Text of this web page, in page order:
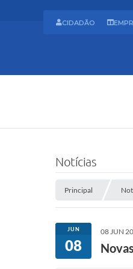
CIDADÃO
Notícias
Principal
JUN
08
08 JUN